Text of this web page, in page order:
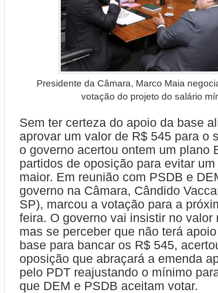
Presidente da Câmara, Marco Maia
votação do projeto do salário
Sem ter certeza do apoio da base
aprovar um valor de R$ 545 para o
o governo acertou ontem um plano
partidos de oposição para evitar
maior. Em reunião com PSDB e
governo na Câmara, Cândido
SP), marcou a votação para a
feira. O governo vai insistir no valor
mas se perceber que não terá
base para bancar os R$ 545,
oposição que abraçará a emenda
pelo PDT reajustando o mínimo
que DEM e PSDB aceitam votar.